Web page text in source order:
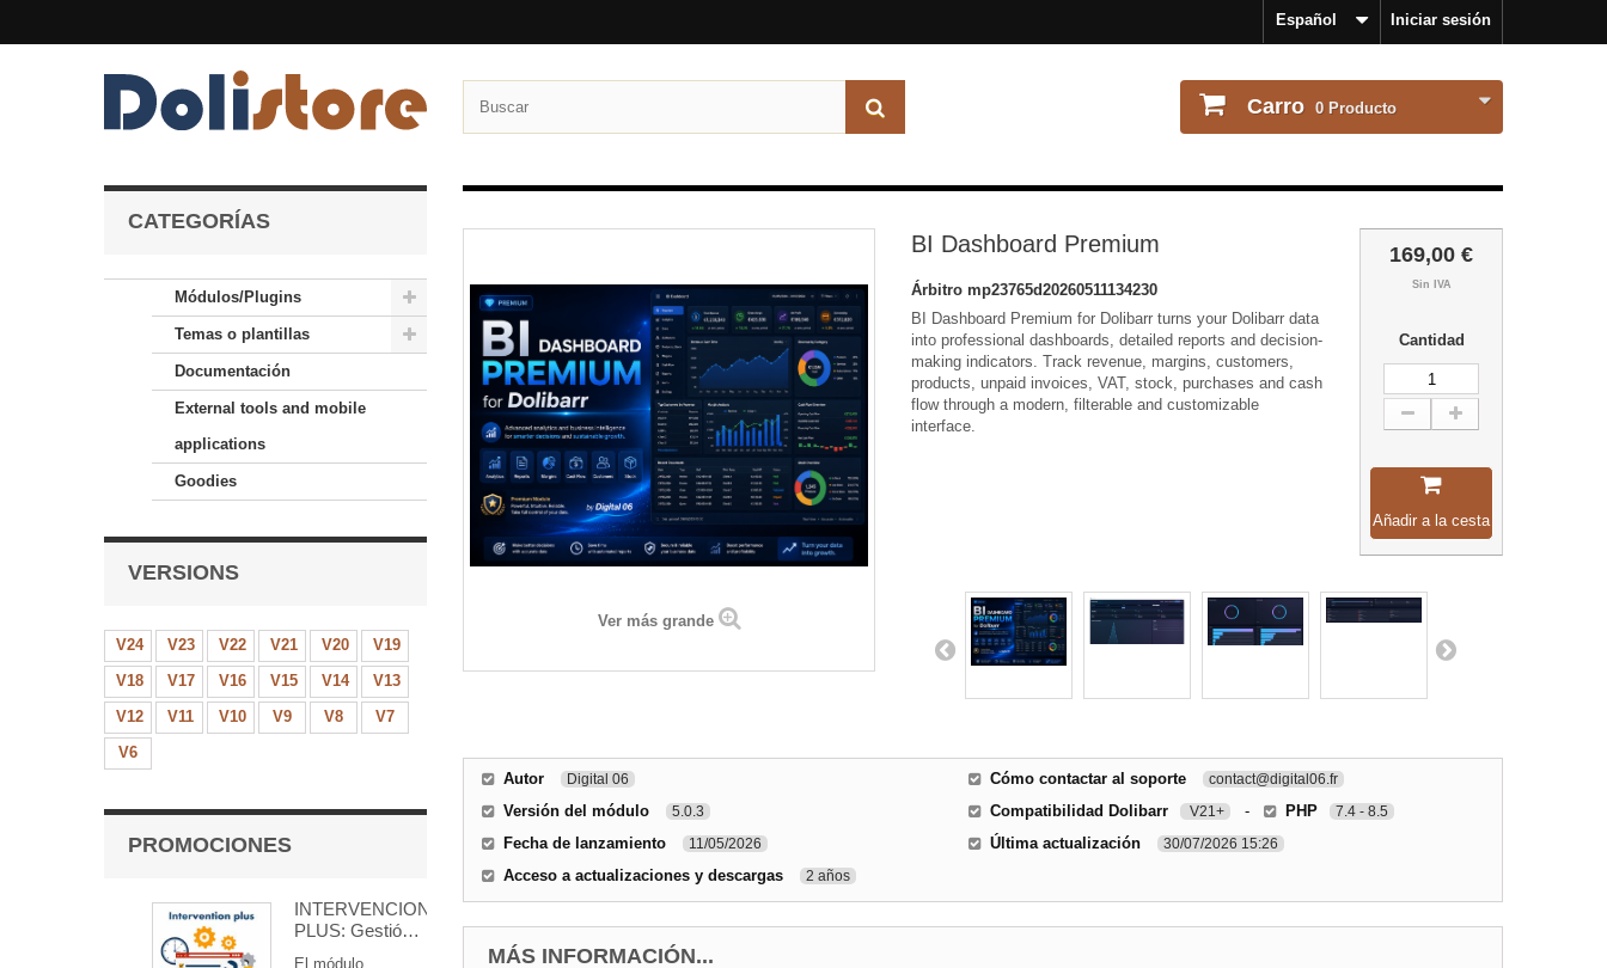
Iniciar sesión
Español
Carro 0 Producto
CATEGORÍAS
Módulos/Plugins
Temas o plantillas
Documentación
External tools and mobile
applications
Goodies
VERSIONS
V24 V23 V22 V21 V20
V19
V18
V17 V16 V15 V14
V13
V12
V11 V10 V9 V8
V7
V6
PROMOCIONES
INTERVENCIÓN
PLUS: Gestión
El módulo
Ver más grande
BI Dashboard Premium
Árbitro mp23765d20260511134230
BI Dashboard Premium for Dolibarr turns your Dolibarr data
into professional dashboards, detailed reports and decision-
making indicators. Track revenue, margins, customers,
products, unpaid invoices, VAT, stock, purchases and cash
flow through a modern, filterable and customizable
interface.
169,00 €
Sin IVA
Cantidad
Añadir a la cesta
Autor Digital 06
Versión del módulo 5.0.3
Fecha de lanzamiento 11/05/2026
Acceso a actualizaciones y descargas 2 años
Cómo contactar al soporte contact@digital06.fr
Compatibilidad Dolibarr V21+ - PHP 7.4 - 8.5
Última actualización 30/07/2026 15:26
MÁS INFORMACIÓN...